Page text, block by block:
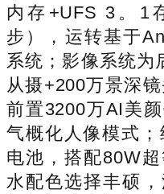
内存+UFS 3。1
步），运转基于
系统；影像系统为
从摄+200万景深
前置3200万AI美
气概化人像模式
电池，搭配80W
水配色选择丰硕